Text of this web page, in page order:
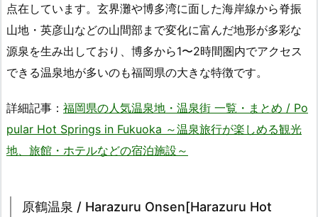
点在しています。玄界灘や博多湾に面した海岸線から脊振
山地・英彦山などの山間部まで変化に富んだ地形が多彩な
源泉を生み出しており、博多から1〜2時間圏内でアクセス
できる温泉地が多いのも福岡県の大きな特徴です。
詳細記事： 福岡県の人気温泉地・温泉街 一覧・まとめ / Po
pular Hot Springs in Fukuoka ～温泉旅行が楽しめる観光
地、旅館・ホテルなどの宿泊施設～
原鶴温泉 / Harazuru Onsen[Harazuru Hot